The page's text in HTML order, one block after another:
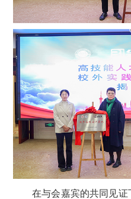
在与会嘉宾的共同见